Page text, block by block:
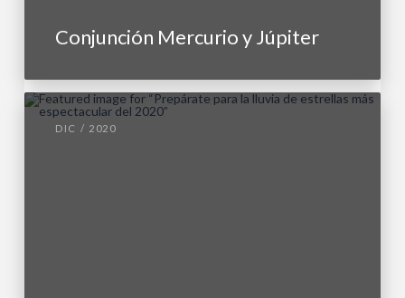
Conjunción Mercurio y Júpiter
DIC / 2020